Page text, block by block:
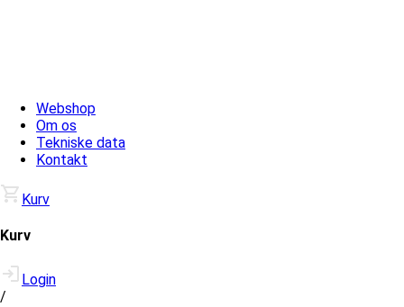
Webshop
Om os
Tekniske data
Kontakt
Kurv
Kurv
Login
/